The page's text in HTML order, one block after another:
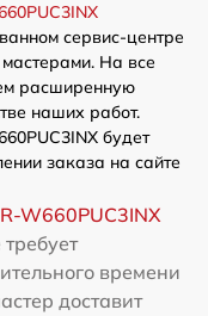
сервис-центре
На все
расширенную
наших работ.
будет
заказа на сайте
W660PUC3INX
времени
доставит